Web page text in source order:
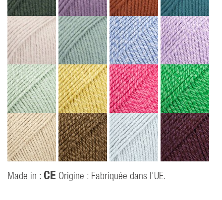
Made in : CE Origine : Fabriquée dans l'UE.